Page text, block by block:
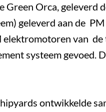
Green Orca, geleverd
geleverd aan de
elektromotoren van
systeem gevoed.
ontwikkelde